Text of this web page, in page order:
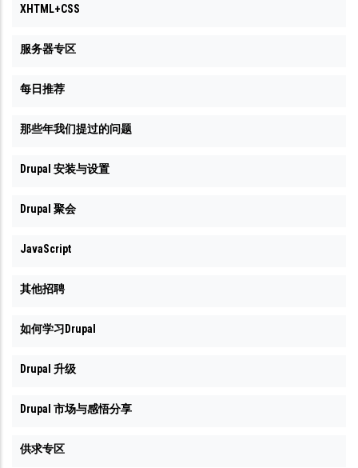
XHTML+CSS
服务器专区
每日推荐
那些年我们提过的问题
Drupal 安装与设置
Drupal 聚会
JavaScript
其他招聘
如何学习Drupal
Drupal 升级
Drupal 市场与感悟分享
供求专区